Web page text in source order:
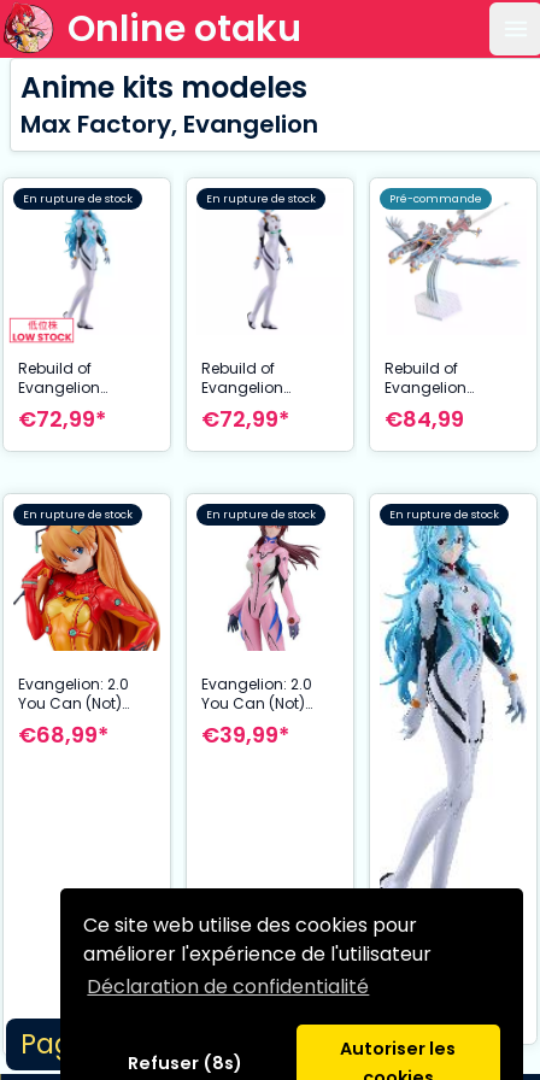
Ce site web utilise des cookies pour
améliorer l'expérience de l'utilisateur
Déclaration de confidentialité
Refuser (8s)
Autoriser les
Online otaku
Page 1/1
Anime kits modeles
Max Factory, Evangelion
En rupture de stock
Rebuild of
Evangelion
figurine PLAMAX Rei
Ayanami Long
€72,99*
En rupture de stock
Rebuild of
Evangelion
figurine PLAMAX Rei
Ayanami 20 cm
€72,99*
Pré-commande
Rebuild of
Evangelion
figurine PLAMAX
AAA Wunder 51 cm
€84,99
En rupture de stock
Evangelion: 2.0
You Can (Not)
Advance figurine
PLAMAX Asuka
€68,99*
En rupture de stock
Evangelion: 2.0
You Can (Not)
Advance figurine
PLAMAX Mari
€39,99*
En rupture de stock
Rebuild of
Hair Ver. 20 cm